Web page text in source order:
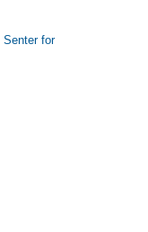
Senter for